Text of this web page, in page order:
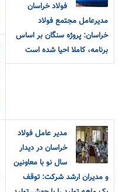
فولاد خراسان
مدیرعامل مجتمع فولاد
خراسان: پروژه سنگان بر اساس
برنامه، کاملا احیا شده است
مدير عامل فولاد
خراسان در ديدار
سال نو با معاونين
و مديران ارشد شرکت: توقف